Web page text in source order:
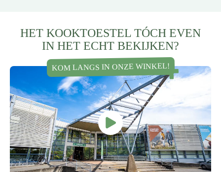
HET KOOKTOESTEL TÓCH EVEN
IN HET ECHT BEKIJKEN?
KOM LANGS IN ONZE WINKEL!